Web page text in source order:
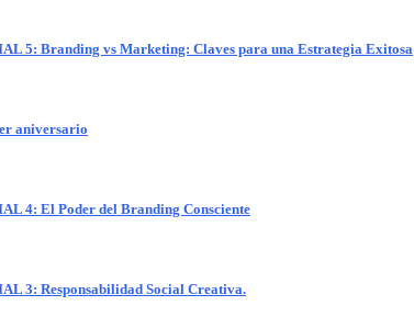
5: Branding vs Marketing: Claves para una Estrategia Exitosa
aniversario
4: El Poder del Branding Consciente
3: Responsabilidad Social Creativa.